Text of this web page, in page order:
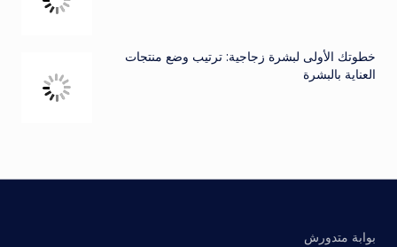
خطوتك الأولى لبشرة زجاجية: ترتيب وضع منتجات
العناية بالبشرة
بوابة متدورش